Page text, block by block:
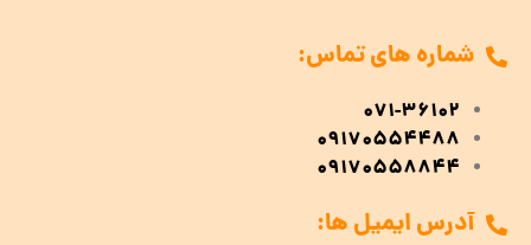
شماره های تماس:
071-36102
09170554488
09170558844
آدرس ایمیل ها: